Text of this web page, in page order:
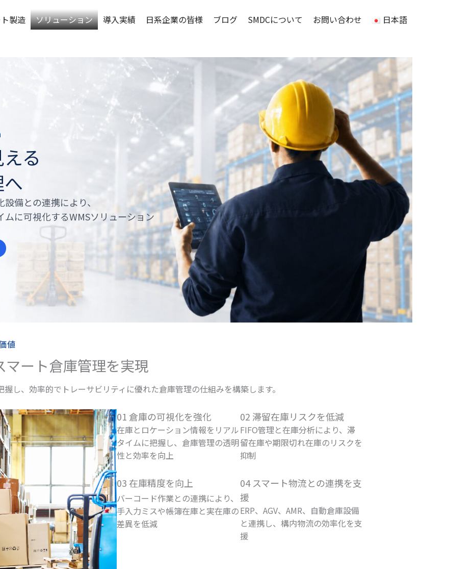
製造 ソリューション 導入実績 日系企業の皆様 ブログ SMDCについて お問い合わせ 日本語
る
備との連携により、
に可視化するWMSソリューション
値
ート倉庫管理を実現
し、効率的でトレーサビリティに優れた倉庫管理の仕組みを構築します。
01 倉庫の可視化を強化
在庫とロケーション情報をリアル
タイムに把握し、倉庫管理の透明
性と効率を向上
02 滞留在庫リスクを低減
FIFO管理と在庫分析により、滞
留在庫や期限切れ在庫のリスクを
抑制
03 在庫精度を向上
バーコード作業との連携により、
手入力ミスや帳簿在庫と実在庫の
差異を低減
04 スマート物流との連携を支
援
ERP、AGV、AMR、自動倉庫設備
と連携し、構内物流の効率化を支
援